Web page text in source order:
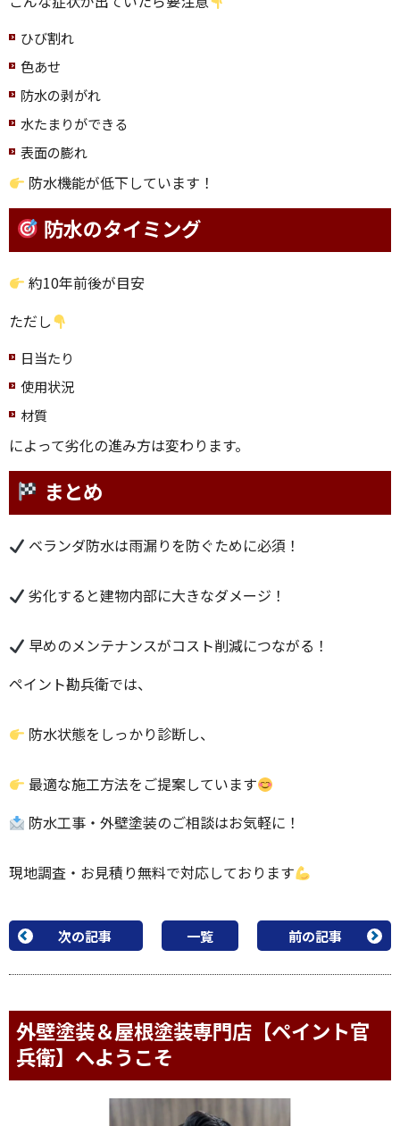
ひび割れ
色あせ
防水の剥がれ
水たまりができる
表面の膨れ
防水機能が低下しています！
防水のタイミング
約10年前後が目安
ただし
日当たり
使用状況
材質
によって劣化の進み方は変わります。
まとめ
ベランダ防水は雨漏りを防ぐために必須！
劣化すると建物内部に大きなダメージ！
早めのメンテナンスがコスト削減につながる！
ペイント勘兵衛では、
防水状態をしっかり診断し、
最適な施工方法をご提案しています
防水工事・外壁塗装のご相談はお気軽に！
現地調査・お見積り無料で対応しております
次の記事 一覧 前の記事
外壁塗装＆屋根塗装専門店【ペイント官
兵衛】へようこそ